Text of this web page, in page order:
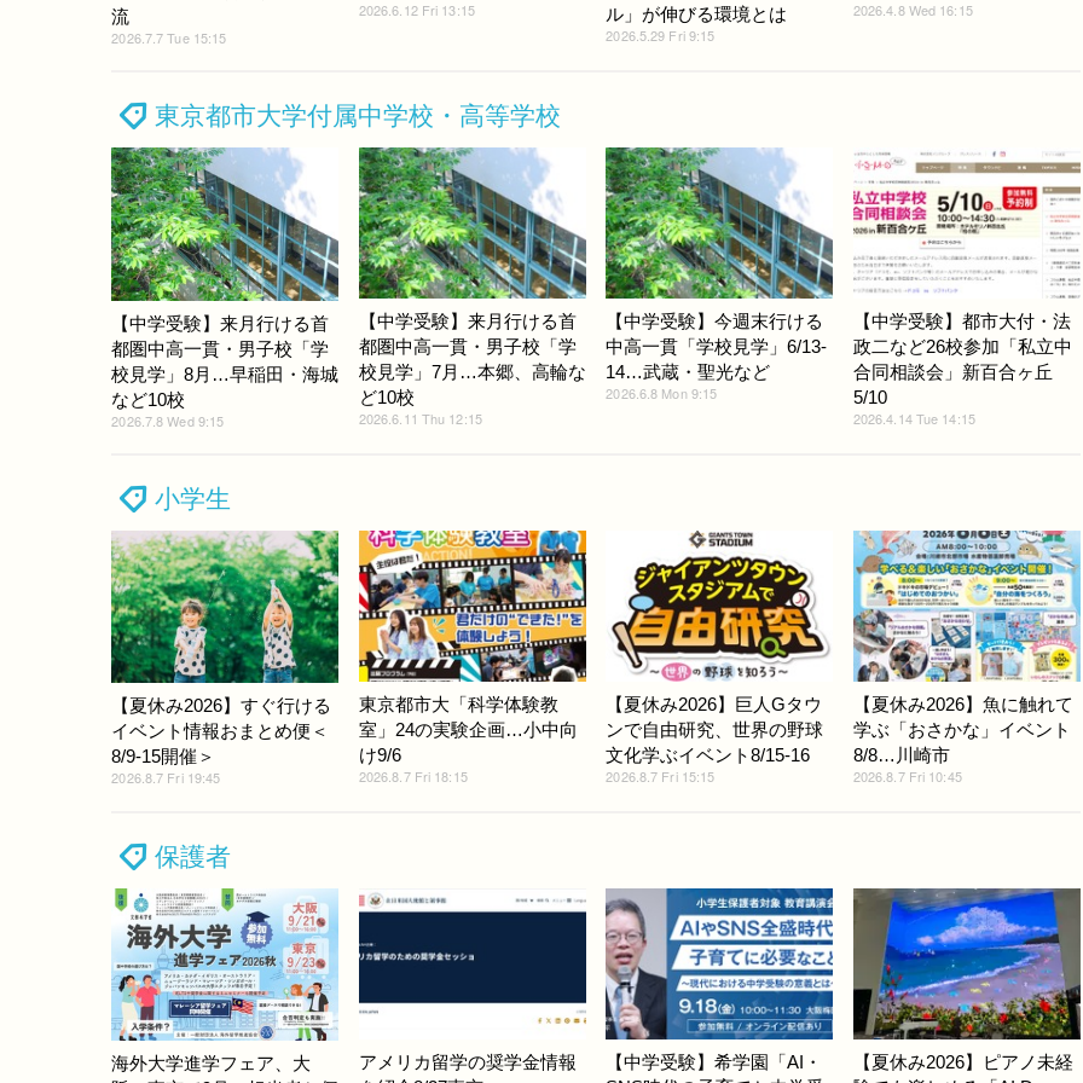
流
2026.7.7 Tue 15:15
2026.6.12 Fri 13:15 ル」が伸びる環境とは
2026.5.29 Fri 9:15
2026.4.8 Wed 16:15
東京都市大学付属中学校・高等学校
【中学受験】来月行ける首
都圏中高一貫・男子校「学
校見学」8月…早稲田・海城
など10校
2026.7.8 Wed 9:15
【中学受験】来月行ける首
都圏中高一貫・男子校「学
校見学」7月…本郷、高輪な
ど10校
2026.6.11 Thu 12:15
【中学受験】今週末行ける
中高一貫「学校見学」6/13-
14…武蔵・聖光など
2026.6.8 Mon 9:15
【中学受験】都市大付・法
政二など26校参加「私立中
合同相談会」新百合ヶ丘
5/10
2026.4.14 Tue 14:15
小学生
【夏休み2026】すぐ行ける
イベント情報おまとめ便＜
8/9-15開催＞
2026.8.7 Fri 19:45
東京都市大「科学体験教
室」24の実験企画…小中向
け9/6
2026.8.7 Fri 18:15
【夏休み2026】巨人Gタウ
ンで自由研究、世界の野球
文化学ぶイベント8/15-16
2026.8.7 Fri 15:15
【夏休み2026】魚に触れて
学ぶ「おさかな」イベント
8/8…川崎市
2026.8.7 Fri 10:45
保護者
海外大学進学フェア、大
アメリカ留学の奨学金情報
【中学受験】希学園「AI・
【夏休み2026】ピアノ未経